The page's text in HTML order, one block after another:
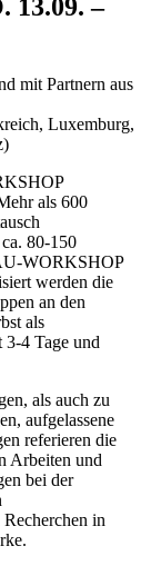
13.09. –
mit Partnern aus
Luxemburg,
als 600
80-150
WORKSHOP
werden die
an den
als
3-4 Tage und
als auch zu
aufgelassene
referieren die
Arbeiten und
bei der
in